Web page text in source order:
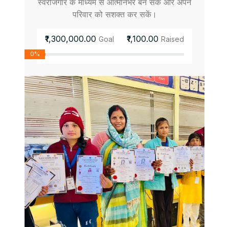
परिवार को सशक्त कर सकें।
₹1,300,000.00 Goal ₹1,100.00 Raised
0%